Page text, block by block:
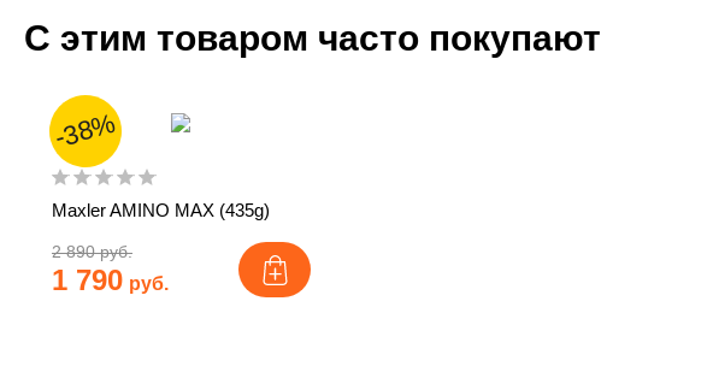
С этим товаром часто покупают
Maxler AMINO MAX (435g)
2 890 руб.
1 790 руб.
-38%